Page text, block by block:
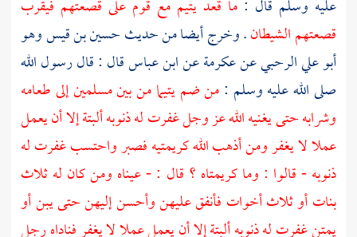
عليه وسلم قال :ما قعد يتيم مع قوم على قصعتهم فيقرب
قصعتهم الشيطان. وخرج أيضا من حديثحسين بن قيسوهو
أبو علي الرحبيعنعكرمةعنابن عباسقال : قال رسول الله
صلى الله عليه وسلم :من ضم يتيما من بين مسلمين إلى طعامه
وشرابه حتى يغنيه الله عز وجل غفرت له ذنوبه ألبتة إلا أن يعمل
عملا لا يغفر ومن أذهب الله كريمتيه فصبر واحتسب غفرت له
ذنوبه - قالوا : وما كريمتاه ؟ قال : - عيناه ومن كان له ثلاث
بنات أو ثلاث أخوات فأنفق عليهن وأحسن إليهن حتى يبن أو
يمتن غفرت له ذنوبه ألبتة إلا أن يعمل عملا لا يغفر فناداه رجل